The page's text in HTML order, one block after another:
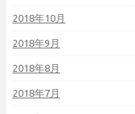
2018年10月
2018年9月
2018年8月
2018年7月